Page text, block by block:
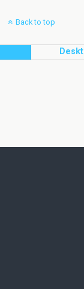
Back to top